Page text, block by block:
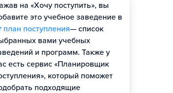
на «Хочу поступить», вы
это учебное заведение в
план поступления— список
вами учебных
и программ. Также у
есть сервис «Планировщик
который поможет
подходящие
Оценить шансы